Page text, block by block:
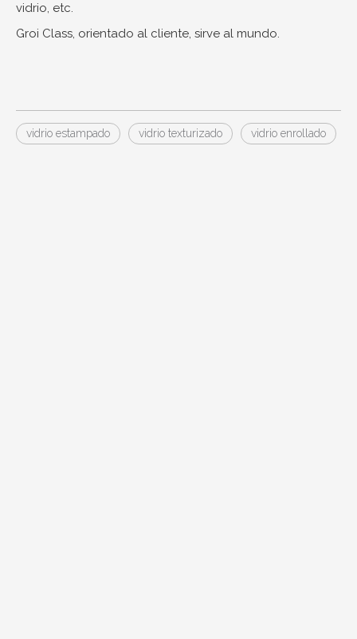
vidrio, etc.
Groi Class, orientado al cliente, sirve al mundo.
vidrio estampado vidrio texturizado vidrio enrollado